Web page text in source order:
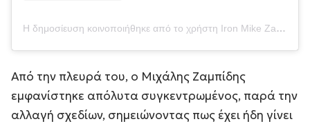
Η δημοσίευση κοινοποιήθηκε από το χρήστη Iron Mike Zambidis (@ironmikezambidisofficial)
Από την πλευρά του, ο Μιχάλης Ζαμπίδης
εμφανίστηκε απόλυτα συγκεντρωμένος, παρά την
αλλαγή σχεδίων, σημειώνοντας πως έχει ήδη γίνει